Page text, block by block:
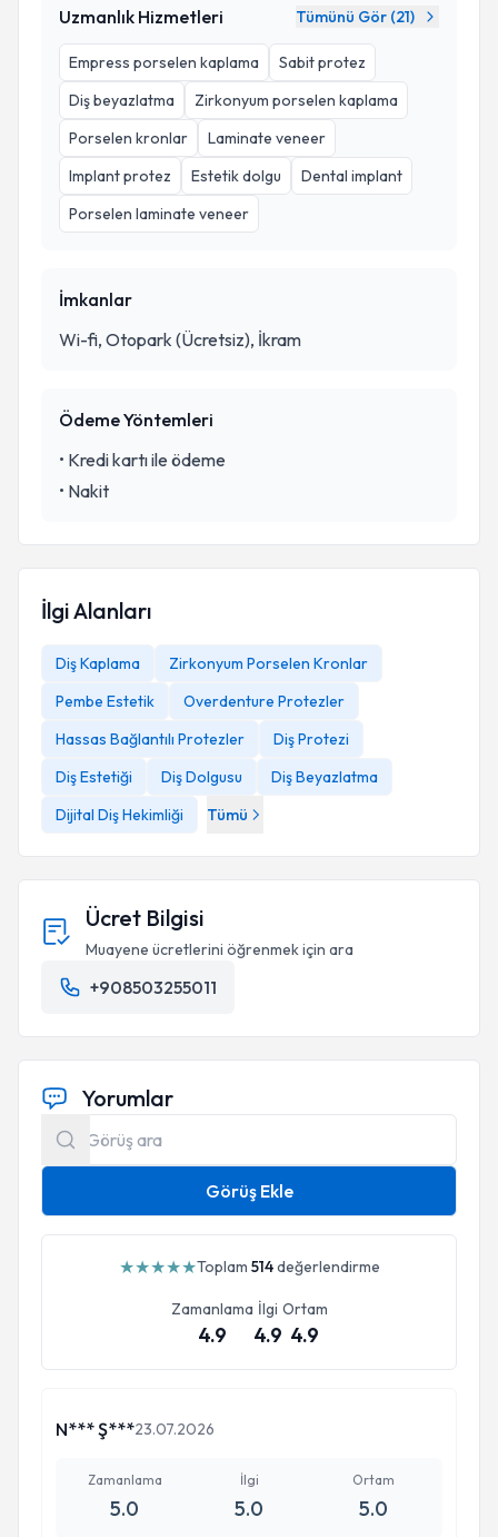
Uzmanlık Hizmetleri Tümünü Gör (21)
Empress porselen kaplama
Sabit protez
Diş beyazlatma
Zirkonyum porselen kaplama
Porselen kronlar
Laminate veneer
Implant protez
Estetik dolgu
Dental implant
Porselen laminate veneer
İmkanlar
Wi-fi, Otopark (Ücretsiz), İkram
Ödeme Yöntemleri
• Kredi kartı ile ödeme
• Nakit
İlgi Alanları
Diş Kaplama
Zirkonyum Porselen Kronlar
Pembe Estetik
Overdenture Protezler
Hassas Bağlantılı Protezler
Diş Protezi
Diş Estetiği
Diş Dolgusu
Diş Beyazlatma
Dijital Diş Hekimliği
Tümü
Ücret Bilgisi
Muayene ücretlerini öğrenmek için ara
+908503255011
Yorumlar
Görüş Ekle
★★★★★Toplam 514değerlendirme
Zamanlama
4.9
İlgi
4.9
Ortam
4.9
N*** Ş***23.07.2026
Zamanlama
5.0
İlgi
5.0
Ortam
5.0